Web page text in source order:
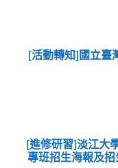
[活動轉知]國立臺
[進修研習]淡江大
專班招生海報及